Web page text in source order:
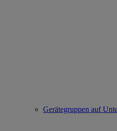
Gerätegruppen auf